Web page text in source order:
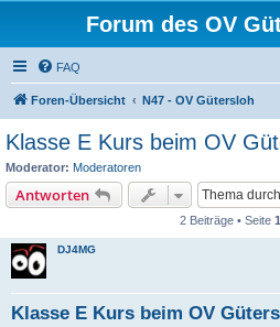
Forum des OV
FAQ
Foren-Übersicht N47 - OV Gütersloh
Klasse E Kurs beim OV
Moderator: Moderatoren
Antworten
2 Beiträge • Seite 1
DJ4MG
Klasse E Kurs beim OV